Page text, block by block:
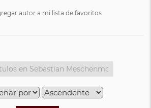
autor a mi lista de favoritos